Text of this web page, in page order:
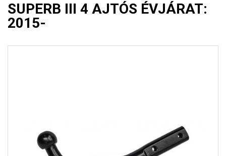
SUPERB III 4 AJTÓS ÉVJÁRAT:
2015-